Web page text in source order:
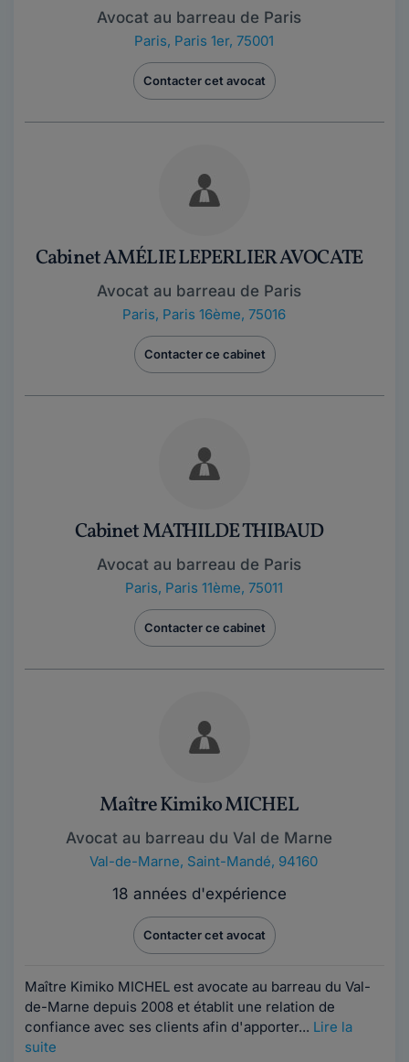
Avocat au barreau de Paris
Paris, Paris 1er, 75001
Contacter cet avocat
Cabinet AMÉLIE LEPERLIER AVOCATE
Avocat au barreau de Paris
Paris, Paris 16ème, 75016
Contacter ce cabinet
Cabinet MATHILDE THIBAUD
Avocat au barreau de Paris
Paris, Paris 11ème, 75011
Contacter ce cabinet
Maître Kimiko MICHEL
Avocat au barreau du Val de Marne
Val-de-Marne, Saint-Mandé, 94160
18 années d'expérience
Contacter cet avocat
Maître Kimiko MICHEL est avocate au barreau du Val-
de-Marne depuis 2008 et établit une relation de
confiance avec ses clients afin d'apporter... Lire la
suite